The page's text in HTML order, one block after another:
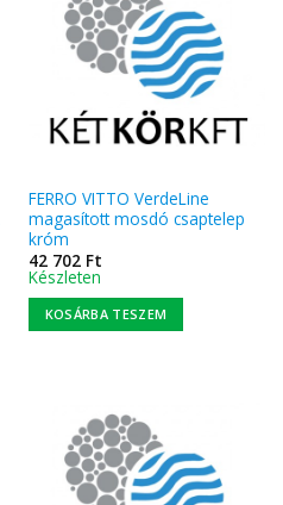
FERRO VITTO VerdeLine
magasított mosdó csaptelep
króm
42 702 Ft
Készleten
KOSÁRBA TESZEM